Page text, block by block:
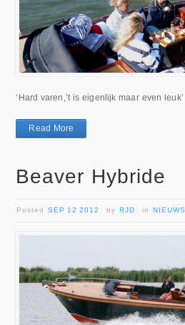
‘Hard varen,’t is eigenlijk maar even leuk’
Read More
Beaver Hybride
PostedSEP 12 2012 byRJD inNIEUWS